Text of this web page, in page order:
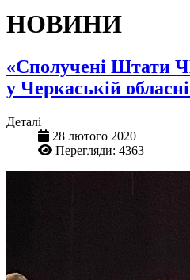
НОВИНИ
«Сполучені Штати
у Черкаській
Деталі
28 лютого 2020
Перегляди: 4363